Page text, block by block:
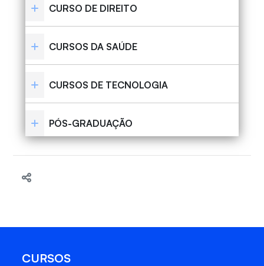
CURSO DE DIREITO
CURSOS DA SAÚDE
CURSOS DE TECNOLOGIA
PÓS-GRADUAÇÃO
CURSOS